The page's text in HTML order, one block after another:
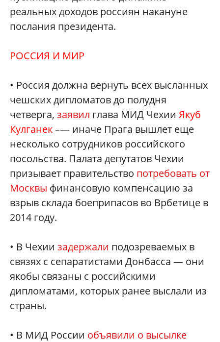
реальных доходов россиян накануне
послания президента.
РОССИЯ И МИР
• Россия должна вернуть всех высланных
чешских дипломатов до полудня
четверга, заявил глава МИД Чехии Якуб
Кулганек–— иначе Прага вышлет еще
несколько сотрудников российского
посольства. Палата депутатов Чехии
призывает правительство потребовать от
Москвы финансовую компенсацию за
взрыв склада боеприпасов во Врбетице в
2014 году.
• В Чехии задержали подозреваемых в
связях с сепаратистами Донбасса — они
якобы связаны с российскими
дипломатами, которых ранее выслали из
страны.
• В МИД России объявили о высылке